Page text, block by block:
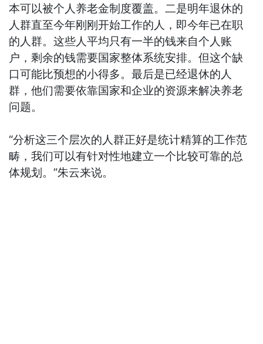
本可以被个人养老金制度覆盖。二是明年退休的
人群直至今年刚刚开始工作的人，即今年已在职
的人群。这些人平均只有一半的钱来自个人账
户，剩余的钱需要国家整体系统安排。但这个缺
口可能比预想的小得多。最后是已经退休的人
群，他们需要依靠国家和企业的资源来解决养老
问题。
“分析这三个层次的人群正好是统计精算的工作范
畴，我们可以有针对性地建立一个比较可靠的总
体规划。”朱云来说。